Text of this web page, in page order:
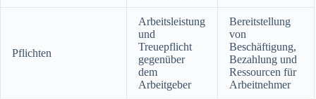
Pflichten
Arbeitsleistung
und
Treuepflicht
gegenüber
dem
Arbeitgeber
Bereitstellung
von
Beschäftigung,
Bezahlung und
Ressourcen für
Arbeitnehmer